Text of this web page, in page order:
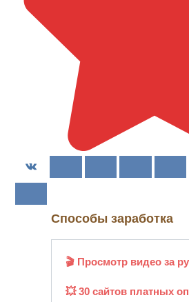
Способы заработка
🎬 Просмотр видео за
💥 30 сайтов платных